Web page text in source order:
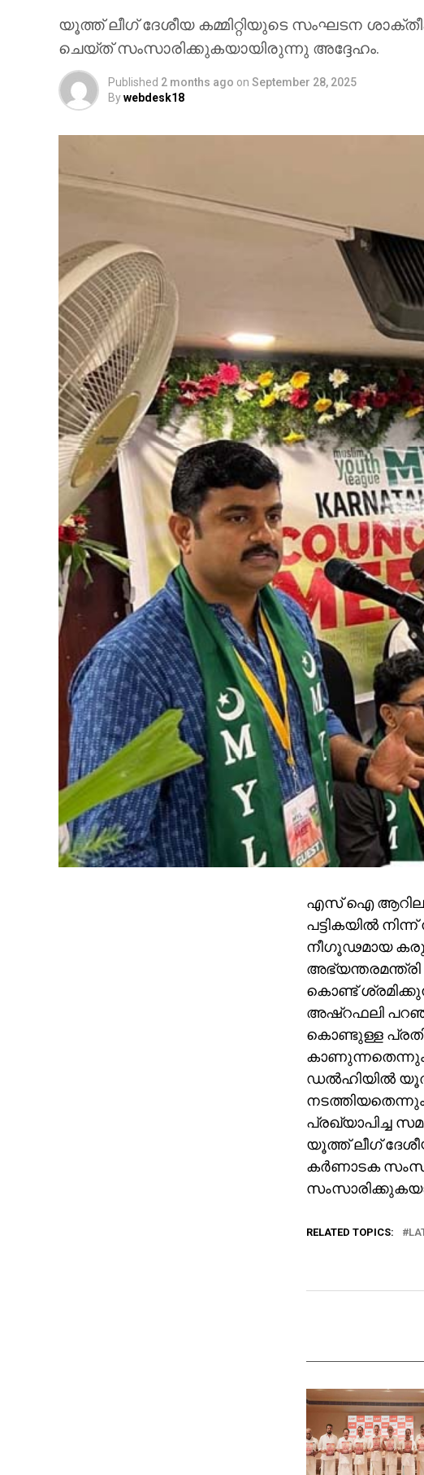
യൂത്ത് ലീഗ് ദേശീയ കമ്മിറ്റിയുടെ സംഘടന
ചെയ്ത് സംസാരിക്കുകയായിരുന്നു അദ്ദേഹം.
Published 2 months ago on September 28, 2025
Bywebdesk18
എസ് ഐ
പട്ടികയില്‍
നീഗൂഢമായ
കൊണ്ട്
അഷ്‌റഫലി
കൊണ്ടുള്ള
ഡല്‍ഹിയില്‍
പ്രഖ്യാപിച്ച
യൂത്ത് ലീഗ്
കര്‍ണാടക
RELATED TOPICS: